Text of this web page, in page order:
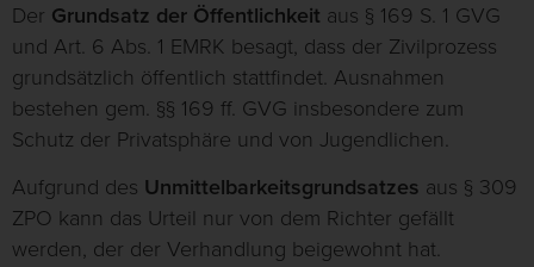
Der Grundsatz der Öffentlichkeit aus § 169 S. 1 GVG
und Art. 6 Abs. 1 EMRK besagt, dass der Zivilprozess
grundsätzlich öffentlich stattfindet. Ausnahmen
bestehen gem. §§ 169 ff. GVG insbesondere zum
Schutz der Privatsphäre und von Jugendlichen.
Aufgrund des Unmittelbarkeitsgrundsatzes aus § 309
ZPO kann das Urteil nur von dem Richter gefällt
werden, der der Verhandlung beigewohnt hat.